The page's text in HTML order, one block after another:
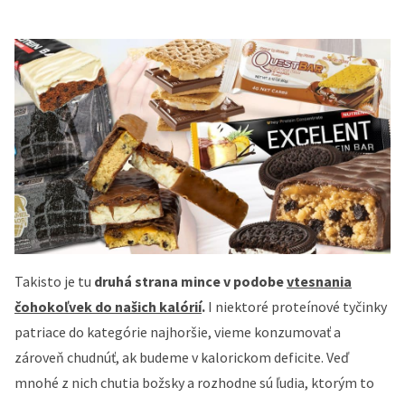
Takisto je tu druhá strana mince v podobevtesnania
čohokoľvek do našich kalórií. I niektoré proteínové tyčinky
patriace do kategórie najhoršie, vieme konzumovať a
zároveň chudnúť, ak budeme v kalorickom deficite. Veď
mnohé z nich chutia božsky a rozhodne sú ľudia, ktorým to